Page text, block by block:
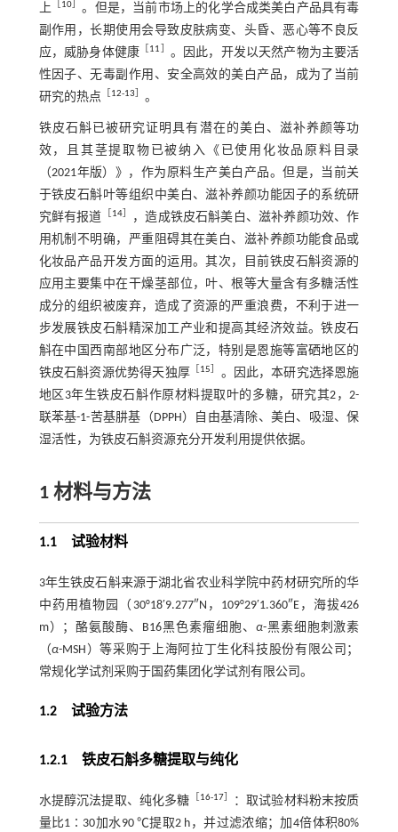
上 10
。但是，当前市场上的化学合成类美白产品具有毒
副作用，长期使用会导致皮肤病变、头昏、恶心等不良反
应，威胁身体健康
11
。因此，开发以天然产物为主要活
性因子、无毒副作用、安全高效的美白产品，成为了当前
研究的热点
12-13 。
铁皮石斛已被研究证明具有潜在的美白、滋补养颜等功
效，且其茎提取物已被纳入《已使用化妆品原料目录
（2021年版）》，作为原料生产美白产品。但是，当前关
于铁皮石斛叶等组织中美白、滋补养颜功能因子的系统研
究鲜有报道
14］
，造成铁皮石斛美白、滋补养颜功效、作
用机制不明确，严重阻碍其在美白、滋补养颜功能食品或
化妆品产品开发方面的运用。其次，目前铁皮石斛资源的
应用主要集中在干燥茎部位，叶、根等大量含有多糖活性
成分的组织被废弃，造成了资源的严重浪费，不利于进一
步发展铁皮石斛精深加工产业和提高其经济效益。铁皮石
斛在中国西南部地区分布广泛，特别是恩施等富硒地区的
铁皮石斛资源优势得天独厚［ 15
。因此，本研究选择恩施
地区3年生铁皮石斛作原材料提取叶的多糖，研究其2，2-
联苯基-1-苦基肼基（DPPH）自由基清除、美白、吸湿、保
湿活性，为铁皮石斛资源充分开发利用提供依据。
1材料与方法
1.1 试验材料
3年生铁皮石斛来源于湖北省农业科学院中药材研究所的华
中药用植物园（30°18′9.277″N，109°29′1.360″E，海拔426
m）；酪氨酸酶、B16黑色素瘤细胞、 α-黑素细胞刺激素
（α-MSH）等采购于上海阿拉丁生化科技股份有限公司；
常规化学试剂采购于国药集团化学试剂有限公司。
1.2 试验方法
1.2.1 铁皮石斛多糖提取与纯化
水提醇沉法提取、纯化多糖 16-17］
：取试验材料粉末按质
量比1∶30加水90 ℃提取2 h，并过滤浓缩；加4倍体积80%